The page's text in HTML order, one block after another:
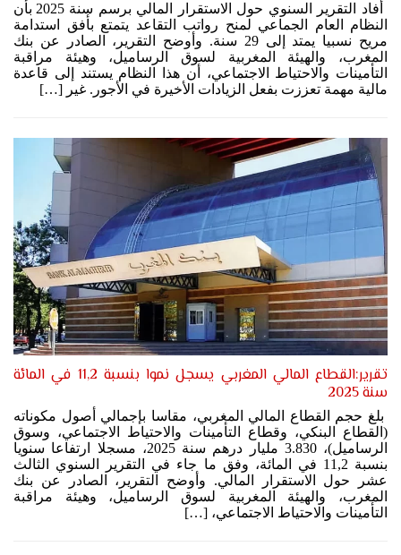
أفاد التقرير السنوي حول الاستقرار المالي برسم سنة 2025 بأن
النظام العام الجماعي لمنح رواتب التقاعد يتمتع بأفق استدامة
مريح نسبيا يمتد إلى 29 سنة. وأوضح التقرير، الصادر عن بنك
المغرب، والهيئة المغربية لسوق الرساميل، وهيئة مراقبة
التأمينات والاحتياط الاجتماعي، أن هذا النظام يستند إلى قاعدة
مالية مهمة تعززت بفعل الزيادات الأخيرة في الأجور. غير […]
تقرير:القطاع المالي المغربي يسجل نموا بنسبة 11,2 في المائة
سنة 2025
بلغ حجم القطاع المالي المغربي، مقاسا بإجمالي أصول مكوناته
(القطاع البنكي، وقطاع التأمينات والاحتياط الاجتماعي، وسوق
الرساميل)، 3.830 مليار درهم سنة 2025، مسجلا ارتفاعا سنويا
بنسبة 11,2 في المائة، وفق ما جاء في التقرير السنوي الثالث
عشر حول الاستقرار المالي. وأوضح التقرير، الصادر عن بنك
المغرب، والهيئة المغربية لسوق الرساميل، وهيئة مراقبة
التأمينات والاحتياط الاجتماعي، […]